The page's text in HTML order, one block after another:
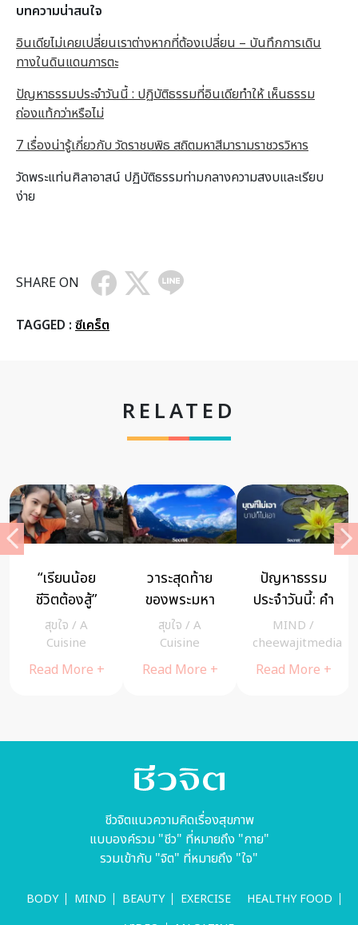
บทความน่าสนใจ
อินเดียไม่เคยเปลี่ยนเราต่างหากที่ต้องเปลี่ยน – บันทึกการเดิน
ทางในดินแดนภารตะ
ปัญหาธรรมประจำวันนี้ : ปฏิบัติธรรมที่อินเดียทำให้ เห็นธรรม
ถ่องแท้กว่าหรือไม่
7 เรื่องน่ารู้เกี่ยวกับ วัดราชบพิธ สถิตมหาสีมารามราชวรวิหาร
วัดพระแท่นศิลาอาสน์ ปฏิบัติธรรมท่ามกลางความสงบและเรียบ
ง่าย
SHARE ON
TAGGED : ซีเคร็ต
RELATED
“เรียนน้อย
ชีวิตต้องสู้”
เสมียนสาว
ร้านจำหน่าย
ยางรถบรรทุก
สุขใจ / A
Cuisine
Read More +
วาระสุดท้าย
ของพระมหา
กัสสปะ
สุขใจ / A
Cuisine
Read More +
ปัญหาธรรม
ประจำวันนี้: คำ
ว่า บุญก็ไม่เอา
บาปก็ไม่เอา
หมายความว่า
MIND /
cheewajitmedia
Read More +
ชีวจิตแนวความคิดเรื่องสุขภาพ
แบบองค์รวม "ชีว" ที่หมายถึง "กาย"
รวมเข้ากับ "จิต" ที่หมายถึง "ใจ"
BODY MIND BEAUTY EXERCISE
HEALTHY FOOD